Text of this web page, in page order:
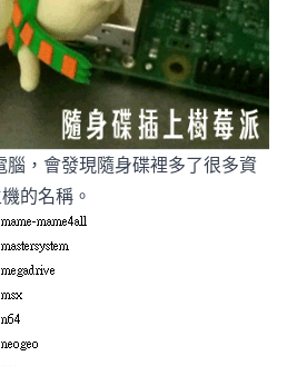
，會發現隨身碟裡多了很多資
的名稱。